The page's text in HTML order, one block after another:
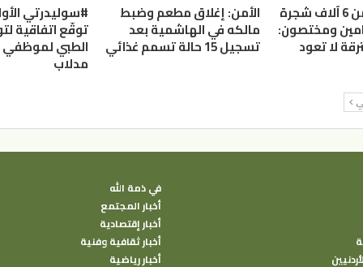
الأردن.. أكثر من 6 آلاف شجرة
ومختصون:
لا تعود
الأمن: إغلاق مطعم وضبط
مالكه في الهاشمية بعد
تسجيل 15 حالة تسمم غذائي
#سوليدرتي
توقّع اتفاقية
الطبي لموظفي
مدلاب
في ذمة الله
أخبار المجتمع
أخبار إقتصادية
أخبار ثقافية وفنية
أخبار رياضية